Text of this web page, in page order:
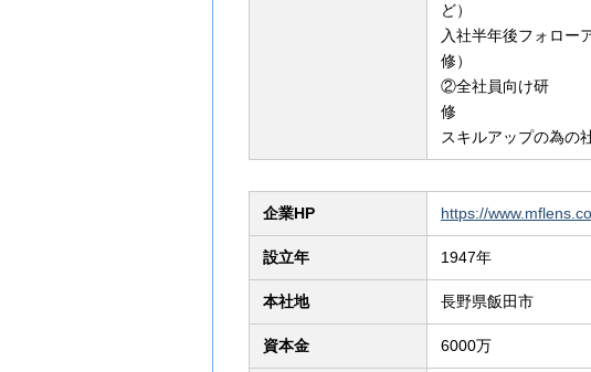
入社半年後フォロー
②全社員向け研
スキルアップの為の
企業HP https://
設立年 1947年
本社地 長野県飯田市
資本金 6000万